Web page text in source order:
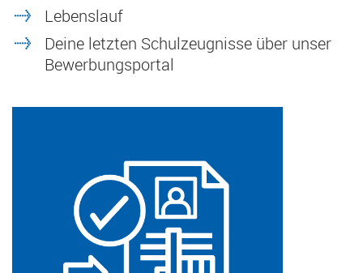
Lebenslauf
Deine letzten Schulzeugnisse über unser
Bewerbungsportal